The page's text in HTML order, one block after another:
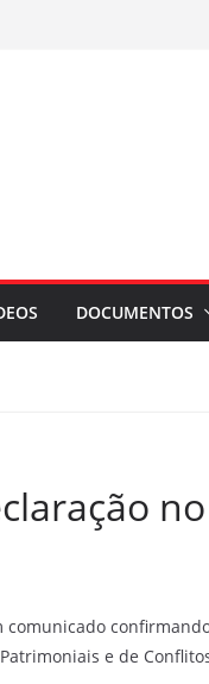
DOCUMENTOS
e de